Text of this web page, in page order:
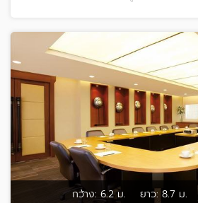
กว้าง: 6.2 ม. ยาว: 8.7 ม.